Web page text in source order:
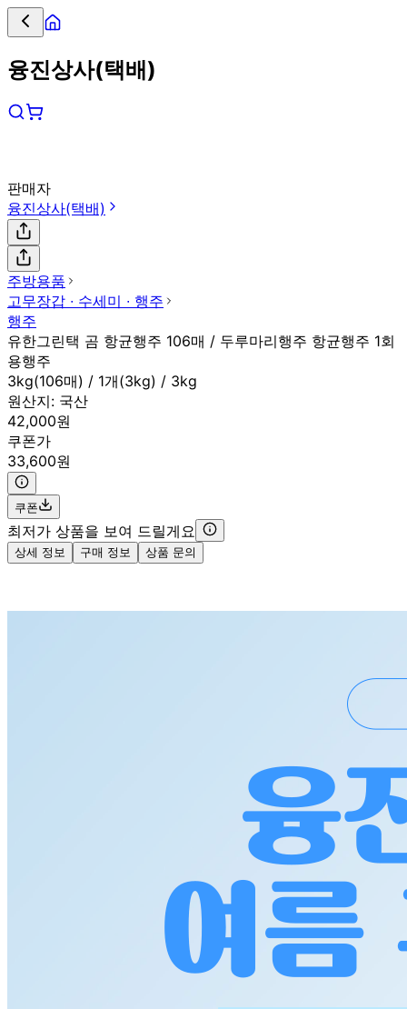
융진상사(택배)
판매자
융진상사(택배)
주방용품
고무장갑 ∙ 수세미 ∙ 행주
행주
유한그린택 곰 항균행주 106매 / 두루마리행주 항균행주 1회
용행주
3kg(106매) / 1개(3kg) / 3kg
원산지: 국산
42,000원
쿠폰가
33,600원
쿠폰
최저가 상품을 보여 드릴게요
상세 정보 구매 정보 상품 문의